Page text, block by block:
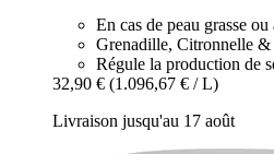
En cas de peau grasse
Grenadille, Citronnelle
Régule la production de
32,90 € (1.096,67 € / L)
Livraison jusqu'au 17 août